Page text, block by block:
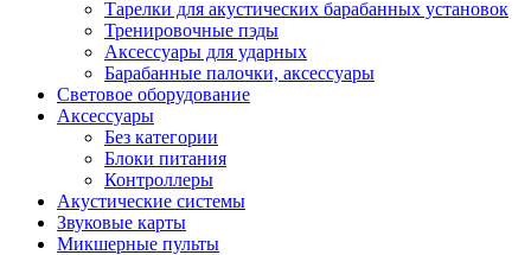
Тарелки для акустических барабанных установок
Тренировочные пэды
Аксессуары для ударных
Барабанные палочки, аксессуары
Световое оборудование
Аксессуары
Без категории
Блоки питания
Контроллеры
Акустические системы
Звуковые карты
Микшерные пульты